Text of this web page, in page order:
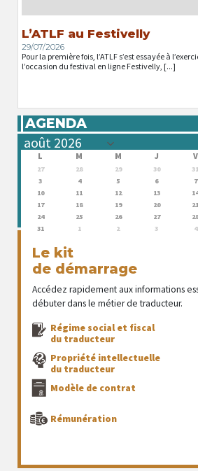
L’ATLF au Festivelly
29/07/2026
Pour la première fois, l’ATLF s’est essayée à
l’occasion du festival en ligne Festivelly, [...]
AGENDA
L M M J V
27 28 29 30 31
3
4 5 6 7
10
11 12 13
17
18 19 20 21
24
25 26 27
31
1 2 3 4
Le kit
de démarrage
Accédez rapidement aux informations
débuter dans le métier de traducteur.
Régime social et fiscal
du traducteur
Propriété intellectuelle
du traducteur
Modèle de contrat
Rémunération